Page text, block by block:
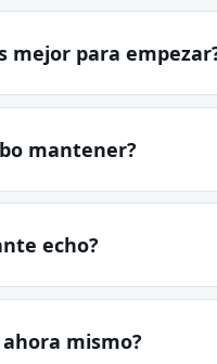
mejor para
mantener?
echo?
mismo?